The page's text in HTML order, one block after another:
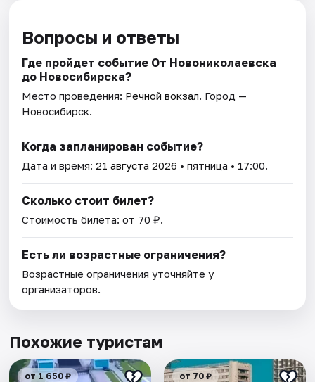
Вопросы и ответы
Где пройдет событие От Новониколаевска
до Новосибирска?
Место проведения: Речной вокзал. Город —
Новосибирск.
Когда запланирован событие?
Дата и время:21 августа 2026 • пятница • 17:00.
Сколько стоит билет?
Стоимость билета: от 70 ₽.
Есть ли возрастные ограничения?
Возрастные ограничения уточняйте у
организаторов.
Похожие туристам
от 1 650 ₽ от 70 ₽